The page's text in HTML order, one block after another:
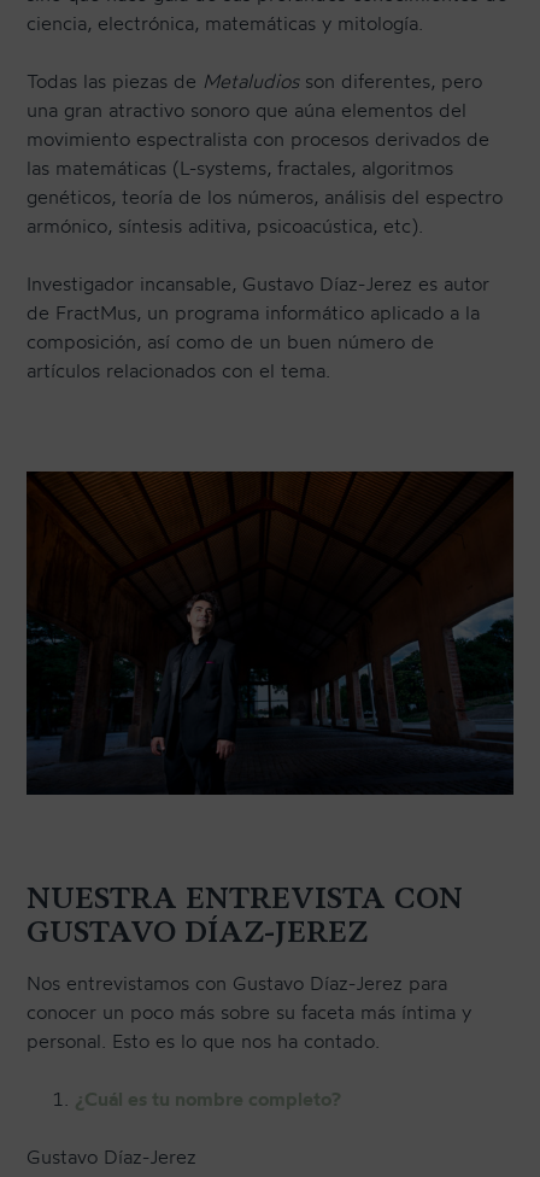
ciencia, electrónica, matemáticas y mitología.
Todas las piezas de Metaludiosson diferentes, pero
una gran atractivo sonoro que aúna elementos del
movimiento espectralista con procesos derivados de
las matemáticas (L-systems, fractales, algoritmos
genéticos, teoría de los números, análisis del espectro
armónico, síntesis aditiva, psicoacústica, etc).
Investigador incansable, Gustavo Díaz-Jerez es autor
de FractMus, un programa informático aplicado a la
composición, así como de un buen número de
artículos relacionados con el tema.
NUESTRA ENTREVISTA CON
GUSTAVO DÍAZ-JEREZ
Nos entrevistamos con Gustavo Díaz-Jerez para
conocer un poco más sobre su faceta más íntima y
personal. Esto es lo que nos ha contado.
¿Cuál es tu nombre completo?
Gustavo Díaz-Jerez